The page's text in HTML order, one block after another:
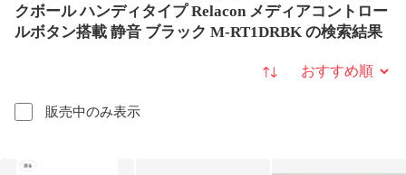
クボール ハンディタイプ Relacon メディアコントロー
ルボタン搭載 静音 ブラック M-RT1DRBK の検索結果
販売中のみ表示
並び替え